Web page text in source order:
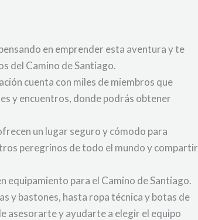
en emprender esta aventura y te
del Camino de Santiago.
cuenta con miles de miembros que
y encuentros, donde podrás obtener
un lugar seguro y cómodo para
peregrinos de todo el mundo y compartir
equipamiento para el Camino de Santiago.
y bastones, hasta ropa técnica y botas de
asesorarte y ayudarte a elegir el equipo